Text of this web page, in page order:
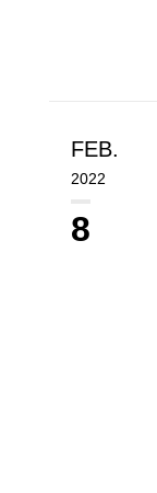
FEB.
2022
8